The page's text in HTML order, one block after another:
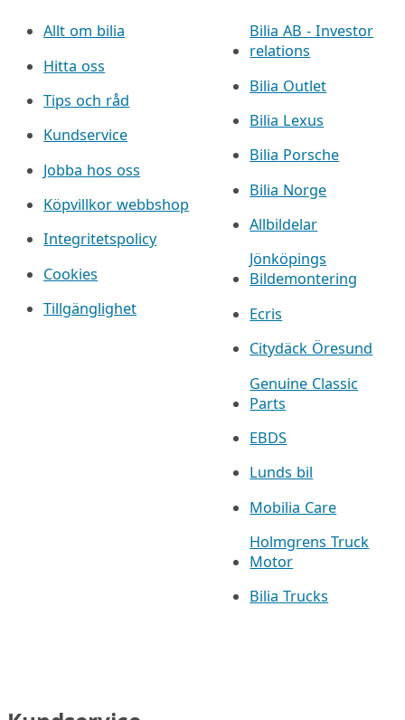
Allt om bilia
Hitta oss
Tips och råd
Kundservice
Jobba hos oss
Köpvillkor webbshop
Integritetspolicy
Cookies
Tillgänglighet
Bilia AB - Investor
relations
Bilia Outlet
Bilia Lexus
Bilia Porsche
Bilia Norge
Allbildelar
Jönköpings
Bildemontering
Ecris
Citydäck Öresund
Genuine Classic
Parts
EBDS
Lunds bil
Mobilia Care
Holmgrens Truck
Motor
Bilia Trucks